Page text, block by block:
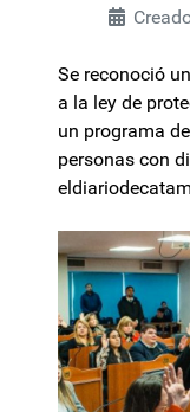
Se reconoció
a la ley de
un programa
personas con